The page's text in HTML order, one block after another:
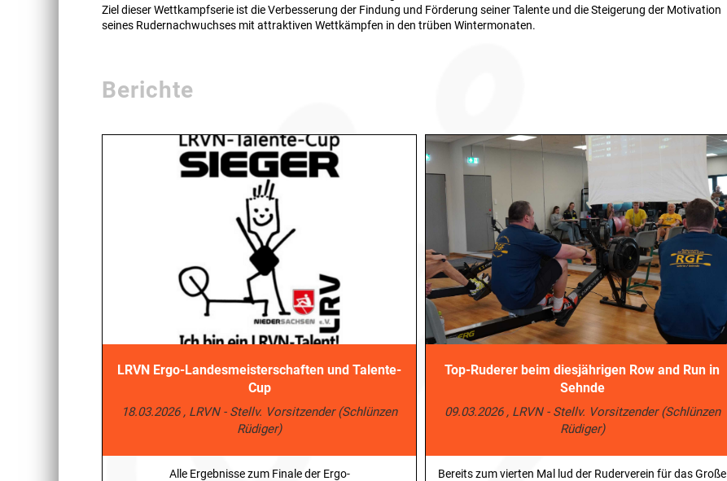
Ziel dieser Wettkampfserie ist die Verbesserung der Findung und Förderung seiner Talente und die Steigerung der Motivation
seines Rudernachwuchses mit attraktiven Wettkämpfen in den trüben Wintermonaten.
Berichte
LRVN Ergo-Landesmeisterschaften und Talente-
Cup
18.03.2026, LRVN - Stellv. Vorsitzender (Schlünzen
Rüdiger)
Alle Ergebnisse zum Finale der Ergo-
Top-Ruderer beim diesjährigen Row and Run in
Sehnde
09.03.2026, LRVN - Stellv. Vorsitzender (Schlünzen
Rüdiger)
Bereits zum vierten Mal lud der Ruderverein für das Große